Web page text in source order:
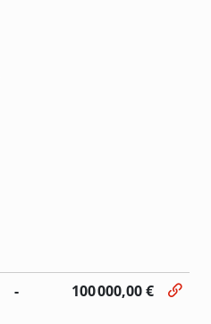
- 100 000,00 €